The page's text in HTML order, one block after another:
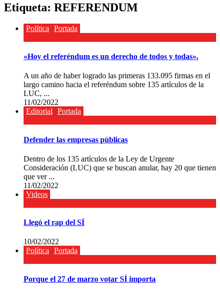
Etiqueta: REFERENDUM
Política Portada
«Hoy el referéndum es un derecho de todos y todas».
A un año de haber logrado las primeras 133.095 firmas en el
largo camino hacia el referéndum sobre 135 artículos de la
LUC, ...
11/02/2022
Editorial
Portada
Defender las empresas públicas
Dentro de los 135 artículos de la Ley de Urgente
Consideración (LUC) que se buscan anular, hay 20 que tienen
que ver ...
11/02/2022
Videos
Llegó el rap del SÍ
10/02/2022
Política Portada
Porque el 27 de marzo votar SÍ importa